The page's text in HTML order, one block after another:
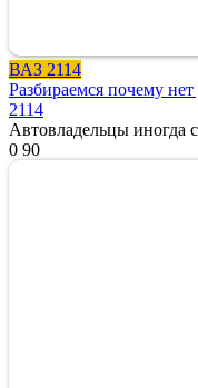
ВАЗ 2114
Разбираемся почему
2114
Автовладельцы иногда
0 90